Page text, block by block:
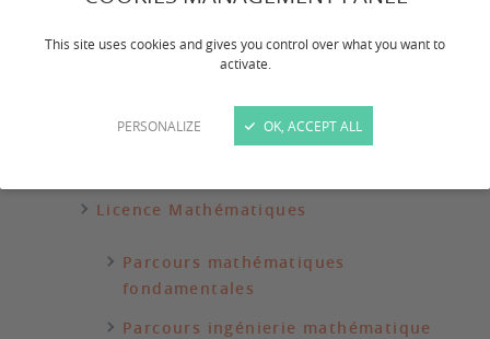
This site uses cookies and gives you control over what you want to
activate.
PERSONALIZE OK, ACCEPT ALL
Licence Mathématiques
Parcours mathématiques
fondamentales
Parcours ingénierie mathématique